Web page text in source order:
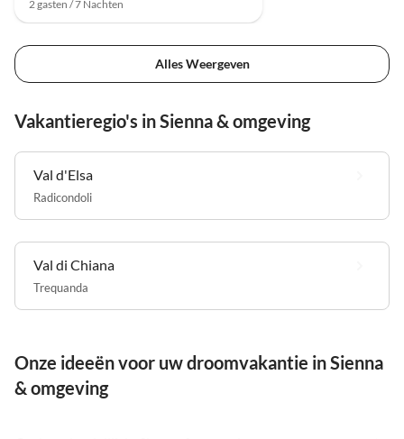
2 gasten / 7 Nachten
Alles Weergeven
Vakantieregio's in Sienna & omgeving
Val d'Elsa
Radicondoli
Val di Chiana
Trequanda
Onze ideeën voor uw droomvakantie in Sienna
& omgeving